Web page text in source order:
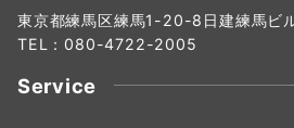
東京都練馬区練馬1-20-8日建練馬ビ
TEL：080-4722-2005
Service